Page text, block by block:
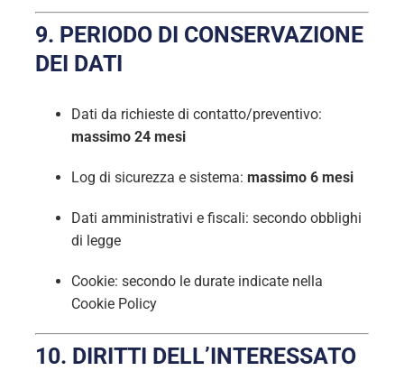
9. PERIODO DI CONSERVAZIONE
DEI DATI
Dati da richieste di contatto/preventivo:
massimo 24 mesi
Log di sicurezza e sistema: massimo 6 mesi
Dati amministrativi e fiscali: secondo obblighi
di legge
Cookie: secondo le durate indicate nella
Cookie Policy
10. DIRITTI DELL’INTERESSATO